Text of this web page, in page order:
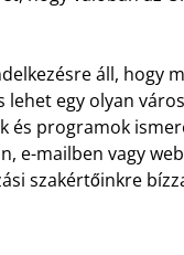
áll, hogy
lehet egy olyan
és programok
e-mailben vagy
szakértőinkre